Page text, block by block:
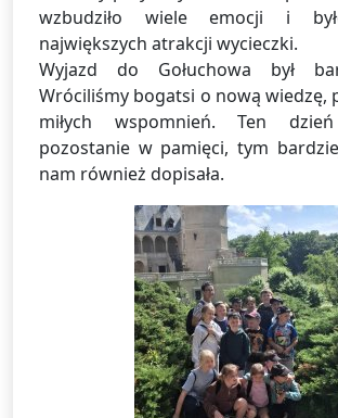
wzbudziło wiele emocji i
największych atrakcji wycieczki.
Wyjazd do Gołuchowa był
Wróciliśmy bogatsi o nową wiedzę,
miłych wspomnień. Ten
pozostanie w pamięci, tym
nam również dopisała.